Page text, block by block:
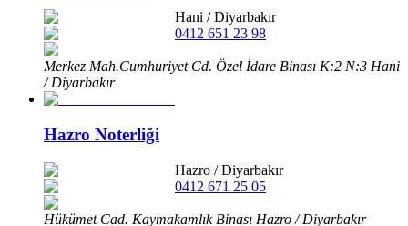
Hani /Diyarbakır
0412 651 23 98
Merkez Mah.Cumhuriyet Cd. Özel İdare Binası K:2 N:3 Hani
/ Diyarbakır
Hazro Noterliği
Hazro /Diyarbakır
0412 671 25 05
Hükümet Cad. Kaymakamlık Binası Hazro / Diyarbakır